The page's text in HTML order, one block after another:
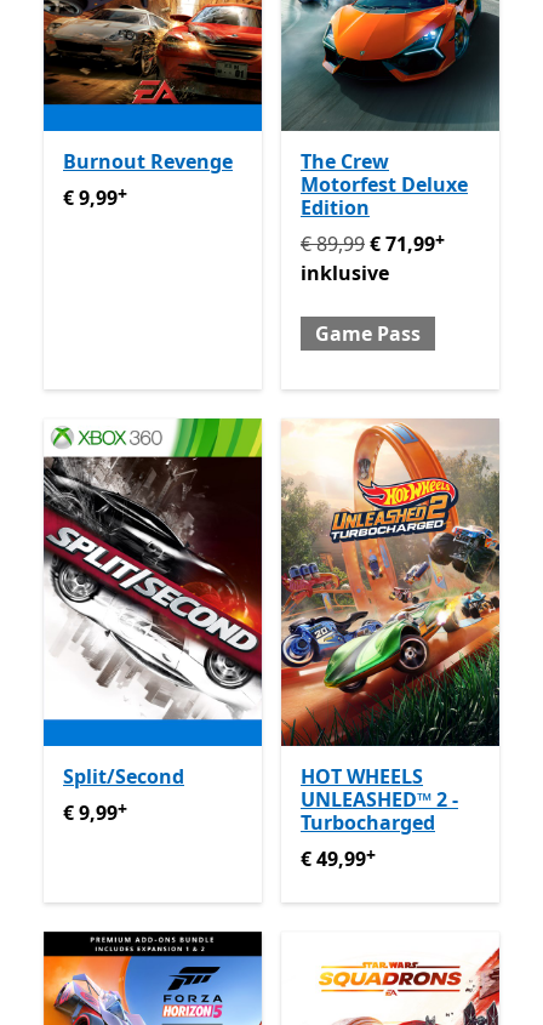
Burnout Revenge
€ 9,99Enthält In-App-Käufe
€ 9,99+
The Crew
Motorfest Deluxe
Edition
Ursprünglich € 89,99 jetzt
€ 89,99€ 71,99+
inklusive
Game Pass
Split/Second
€ 9,99Enthält In-App-Käufe
€ 9,99+
HOT WHEELS
UNLEASHED™ 2 -
Turbocharged
€ 49,99Enthält In-App-
€ 49,99+